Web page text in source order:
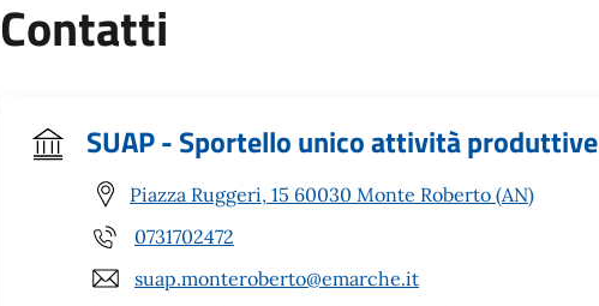
Contatti
SUAP - Sportello unico attività produttive
Piazza Ruggeri, 15 60030 Monte Roberto (AN)
0731702472
suap.monteroberto@emarche.it